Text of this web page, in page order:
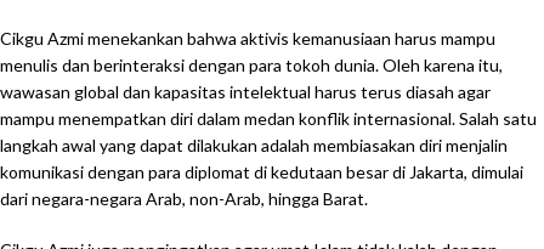
Cikgu Azmi menekankan bahwa aktivis kemanusiaan harus mampu
menulis dan berinteraksi dengan para tokoh dunia. Oleh karena itu,
wawasan global dan kapasitas intelektual harus terus diasah agar
mampu menempatkan diri dalam medan konflik internasional. Salah satu
langkah awal yang dapat dilakukan adalah membiasakan diri menjalin
komunikasi dengan para diplomat di kedutaan besar di Jakarta, dimulai
dari negara-negara Arab, non-Arab, hingga Barat.